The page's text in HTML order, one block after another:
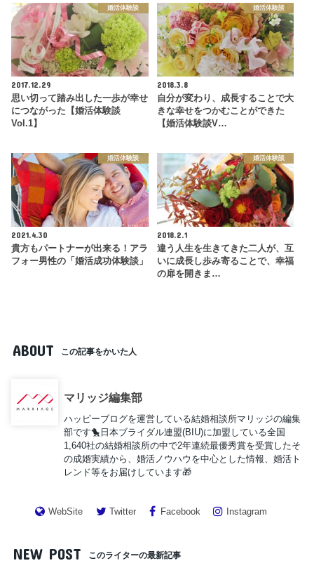
婚活体験談
2017.12.29
思い切って踏み出した一歩が幸せ
につながった【婚活体験談
Vol.1】
婚活体験談
2018.3.8
自分が変わり、成長することで大
きな幸せをつかむことができた
【婚活体験談V…
婚活体験談
2021.4.30
貴方もパートナーが出来る！アラ
フォー男性の「婚活成功体験談」
婚活体験談
2018.2.1
違う人生を生きてきた二人が、互
いに成長し歩み寄ることで、幸福
の扉を開きま…
ABOUT この記事をかいた人
マリッジ編集部
ハッピーブログを運営している結婚相談所マリッジの編集
部です🐤日本ブライダル連盟(BIU)に加盟している全国
1,640社の結婚相談所の中で2年連続最優秀賞を受賞したそ
の成婚実績から、婚活ノウハウを中心とした情報、婚活ト
レンド等をお届けしています🎁
WebSite Twitter Facebook Instagram
NEW POST このライターの最新記事